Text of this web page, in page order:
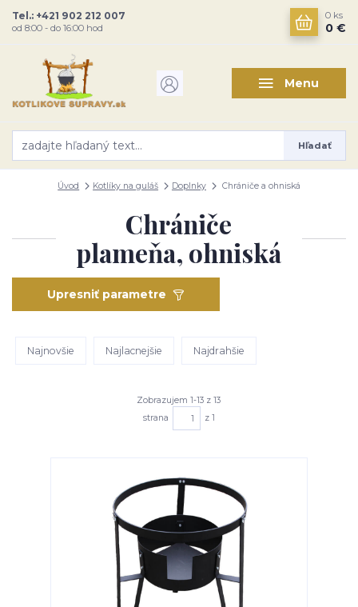
Menu
Hľadať
Tel.: +421 902 212 007
od 8:00 - do 16:00 hod
0 ks
0 €
Úvod Kotlíky na guláš Doplnky Chrániče a ohniská
Chrániče
plameňa, ohniská
Upresniť parametre
Najnovšie Najlacnejšie Najdrahšie
Zobrazujem 1-13 z 13
strana
z 1